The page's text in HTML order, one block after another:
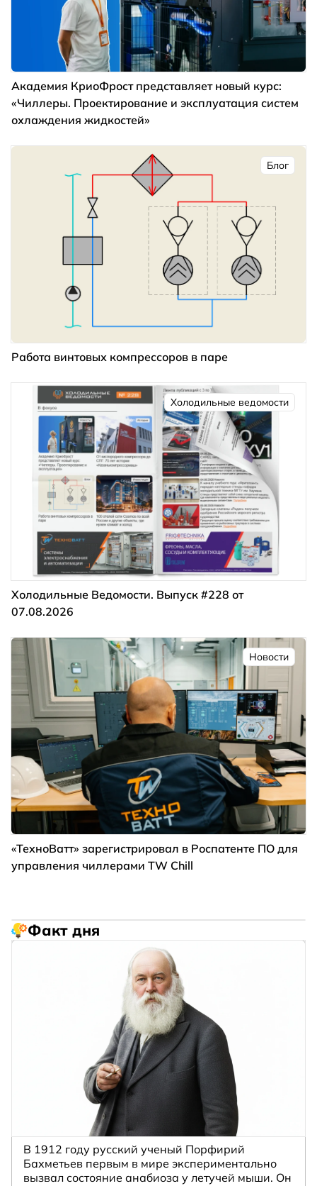
Академия КриоФрост представляет новый курс:
«Чиллеры. Проектирование и эксплуатация систем
охлаждения жидкостей»
Блог
Работа винтовых компрессоров в паре
Холодильные ведомости
Холодильные Ведомости. Выпуск #228 от
07.08.2026
Новости
«ТехноВатт» зарегистрировал в Роспатенте ПО для
управления чиллерами TW Chill
Факт дня
В 1912 году русский ученый Порфирий
Бахметьев первым в мире экспериментально
вызвал состояние анабиоза у летучей мыши. Он